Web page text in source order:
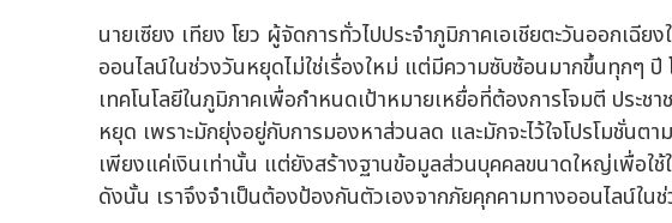
นายเซียง เทียง โยว ผู้จัดการทั่วไปประจำภูมิภาคเอเชียตะวันออกเฉี
ออนไลน์ในช่วงวันหยุดไม่ใช่เรื่องใหม่ แต่มีความซับซ้อนมากขึ้นทุกๆ ปี
เทคโนโลยีในภูมิภาคเพื่อกำหนดเป้าหมายเหยื่อที่ต้องการโจมตี ประช
หยุด เพราะมักยุ่งอยู่กับการมองหาส่วนลด และมักจะไว้ใจโปรโมชั่นต
เพียงแค่เงินเท่านั้น แต่ยังสร้างฐานข้อมูลส่วนบุคคลขนาดใหญ่เพื่อใช้
ดังนั้น เราจึงจำเป็นต้องป้องกันตัวเองจากภัยคุกคามทางออนไลน์ใน